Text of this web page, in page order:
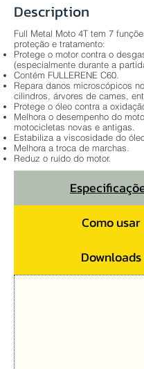
Description
Full Metal Moto 4T tem 7
proteção e tratamento:
Protege o motor contra o
(especialmente durante a
Contém FULLERENE C60.
Repara danos microscópicos
cilindros, árvores de cames,
Protege o óleo contra a
Melhora o desempenho do
motocicletas novas e antigas.
Estabiliza a viscosidade do
Melhora a troca de marchas.
Reduz o ruído do motor.
Como usar
Downloads